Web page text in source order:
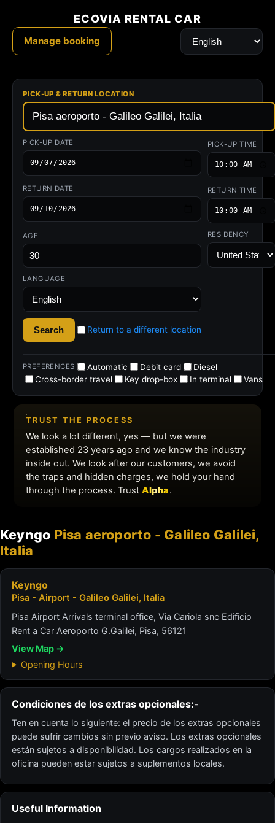
Keyngo Pisa aeroporto - Galileo Galilei,
Italia
Keyngo
Pisa - Airport - Galileo Galilei, Italia
Pisa Airport Arrivals terminal office, Via Cariola snc Edificio
Rent a Car Aeroporto G.Galilei, Pisa, 56121
View Map →
Opening Hours
Condiciones de los extras opcionales:-
Ten en cuenta lo siguiente: el precio de los extras opcionales
puede sufrir cambios sin previo aviso. Los extras opcionales
están sujetos a disponibilidad. Los cargos realizados en la
oficina pueden estar sujetos a suplementos locales.
Useful Information